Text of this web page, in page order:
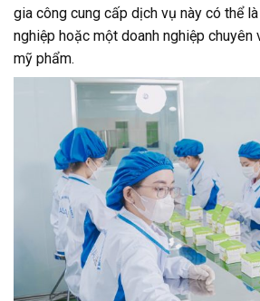
gia công cung cấp dịch vụ này có thể
nghiệp hoặc một doanh nghiệp chuyên
mỹ phẩm.